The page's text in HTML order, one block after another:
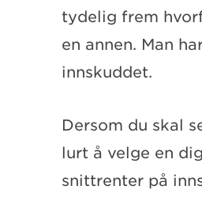
tydelig frem
en annen. Man
innskuddet.
Dersom du skal
lurt å velge en
snittrenter på